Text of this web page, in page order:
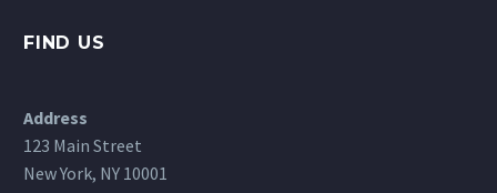
FIND US
Address
123 Main Street
New York, NY 10001